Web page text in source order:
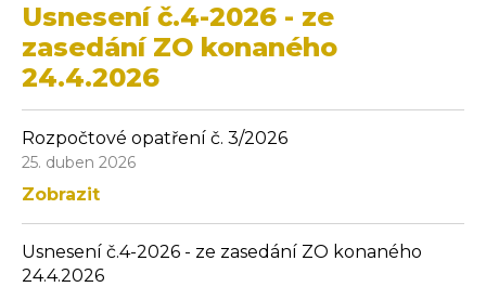
Usnesení č.4-2026 - ze
zasedání ZO konaného
24.4.2026
Rozpočtové opatření č. 3/2026
25. duben 2026
Zobrazit
Usnesení č.4-2026 - ze zasedání ZO konaného
24.4.2026